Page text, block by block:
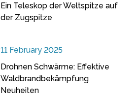
Ein Teleskop der Weltspitze auf
der Zugspitze
11 February 2025
Drohnen Schwärme: Effektive
Waldbrandbekämpfung
Neuheiten